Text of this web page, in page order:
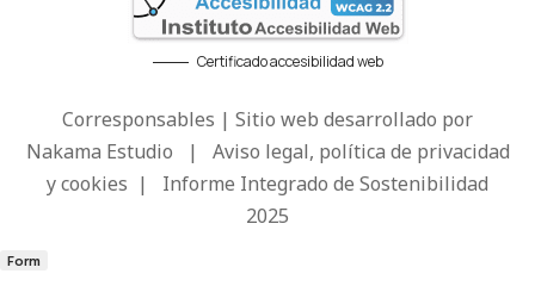
Certificado accesibilidad web
Corresponsables | Sitio web desarrollado por
Nakama Estudio | Aviso legal, política de privacidad
y cookies | Informe Integrado de Sostenibilidad
2025
Form